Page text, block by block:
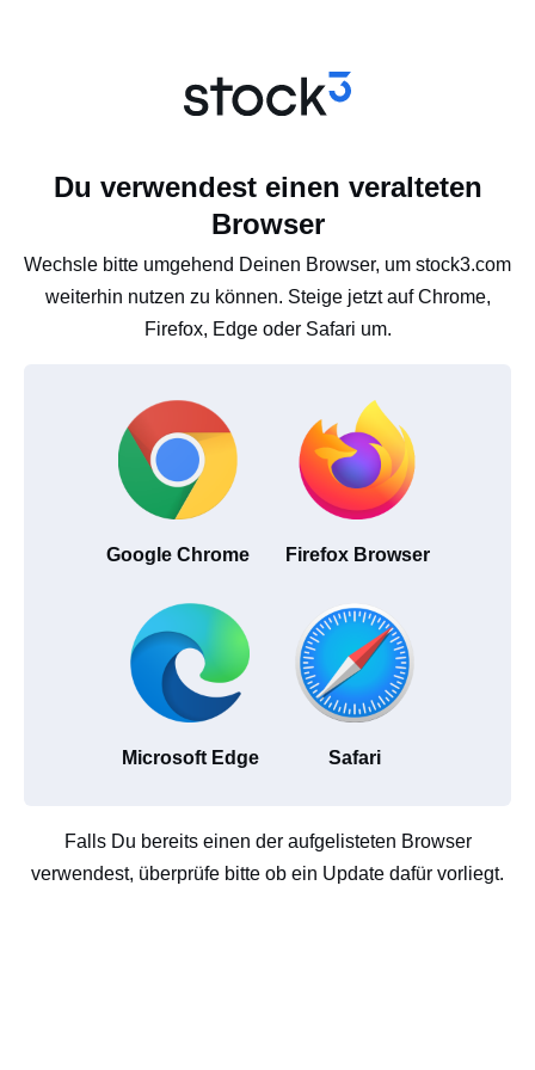
Du verwendest einen veralteten
Browser
Wechsle bitte umgehend Deinen Browser, um stock3.com
weiterhin nutzen zu können. Steige jetzt auf Chrome,
Firefox, Edge oder Safari um.
Google Chrome Firefox Browser
Microsoft Edge Safari
Falls Du bereits einen der aufgelisteten Browser
verwendest, überprüfe bitte ob ein Update dafür vorliegt.